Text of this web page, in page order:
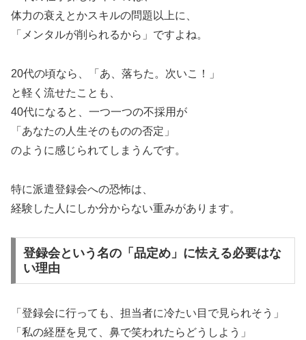
体力の衰えとかスキルの問題以上に、
「メンタルが削られるから」ですよね。
20代の頃なら、「あ、落ちた。次いこ！」
と軽く流せたことも、
40代になると、一つ一つの不採用が
「あなたの人生そのものの否定」
のように感じられてしまうんです。
特に派遣登録会への恐怖は、
経験した人にしか分からない重みがあります。
登録会という名の「品定め」に怯える必要はな
い理由
「登録会に行っても、担当者に冷たい目で見られそう」
「私の経歴を見て、鼻で笑われたらどうしよう」